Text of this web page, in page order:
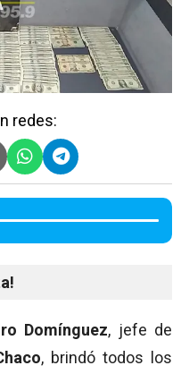
redes:
Domínguez, jefe de
, brindó todos los